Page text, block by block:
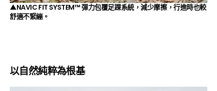
▲NAVIC FIT SYSTEM™ 彈力包覆足踝系統，減少摩擦，行進時也較
舒適不緊繃。
以自然純粹為根基